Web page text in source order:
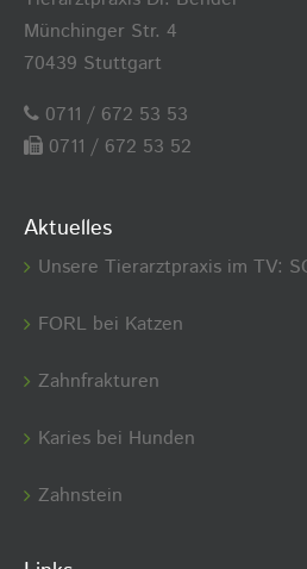
Münchinger Str. 4
70439 Stuttgart
0711 / 672 53 53
0711 / 672 53 52
Aktuelles
Unsere Tierarztpraxis im TV:
FORL bei Katzen
Zahnfrakturen
Karies bei Hunden
Zahnstein